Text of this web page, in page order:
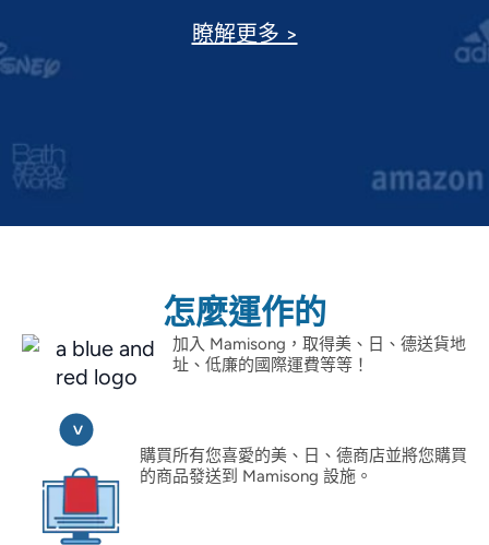
瞭解更多 >
怎麼運作的
加入 Mamisong，取得美、日、德送貨地
址、低廉的國際運費等等！
購買所有您喜愛的美、日、德商店並將您購買
的商品發送到 Mamisong 設施。